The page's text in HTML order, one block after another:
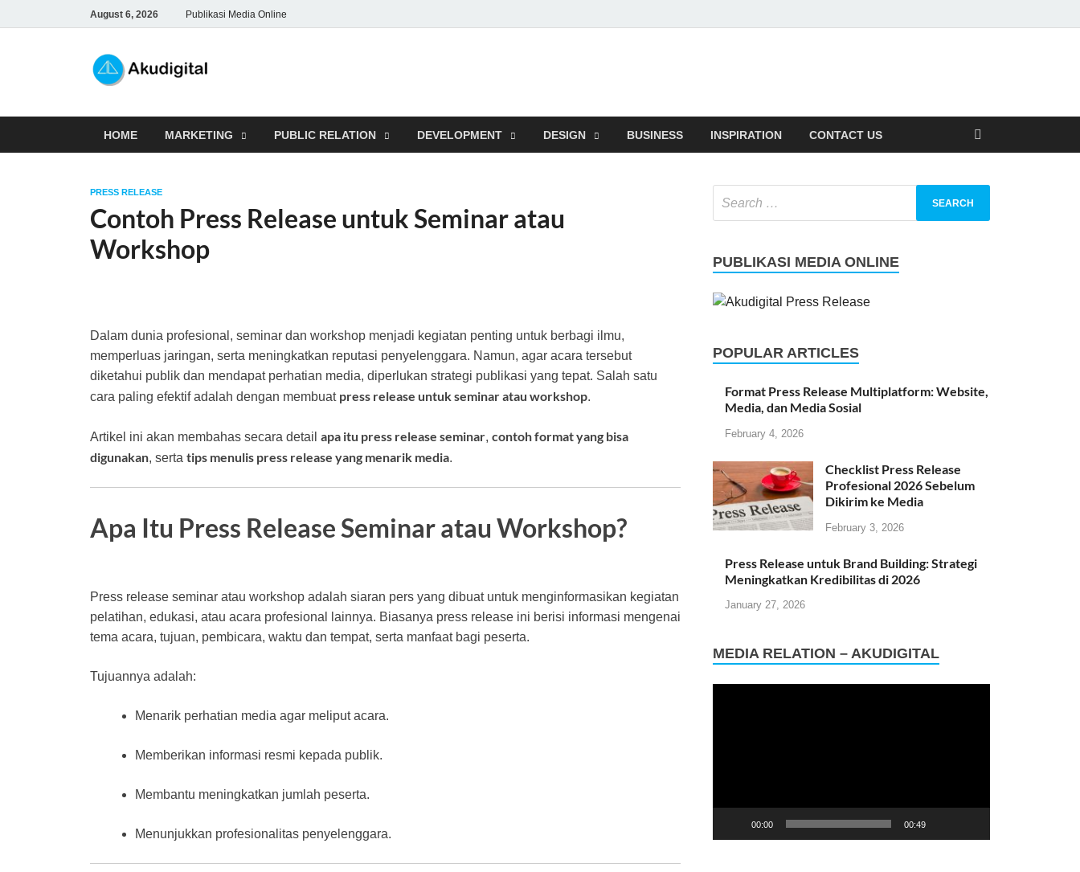
August 6, 2026 Publikasi Media Online
HOME MARKETING PUBLIC RELATION DEVELOPMENT DESIGN BUSINESS INSPIRATION CONTACT US
PRESS RELEASE
Contoh Press Release untuk Seminar atau
Workshop
Dalam dunia profesional, seminar dan workshop menjadi kegiatan penting untuk berbagi ilmu,
memperluas jaringan, serta meningkatkan reputasi penyelenggara. Namun, agar acara tersebut
diketahui publik dan mendapat perhatian media, diperlukan strategi publikasi yang tepat. Salah satu
cara paling efektif adalah dengan membuat press release untuk seminar atau workshop.
Artikel ini akan membahas secara detail apa itu press release seminar, contoh format yang bisa
digunakan, serta tips menulis press release yang menarik media.
Apa Itu Press Release Seminar atau Workshop?
Press release seminar atau workshop adalah siaran pers yang dibuat untuk menginformasikan kegiatan
pelatihan, edukasi, atau acara profesional lainnya. Biasanya press release ini berisi informasi mengenai
tema acara, tujuan, pembicara, waktu dan tempat, serta manfaat bagi peserta.
Tujuannya adalah:
Menarik perhatian media agar meliput acara.
Memberikan informasi resmi kepada publik.
Membantu meningkatkan jumlah peserta.
Menunjukkan profesionalitas penyelenggara.
PUBLIKASI MEDIA ONLINE
POPULAR ARTICLES
Format Press Release Multiplatform: Website,
Media, dan Media Sosial
February 4, 2026
Checklist Press Release
Profesional 2026 Sebelum
Dikirim ke Media
February 3, 2026
Press Release untuk Brand Building: Strategi
Meningkatkan Kredibilitas di 2026
January 27, 2026
MEDIA RELATION – AKUDIGITAL
00:00 00:49